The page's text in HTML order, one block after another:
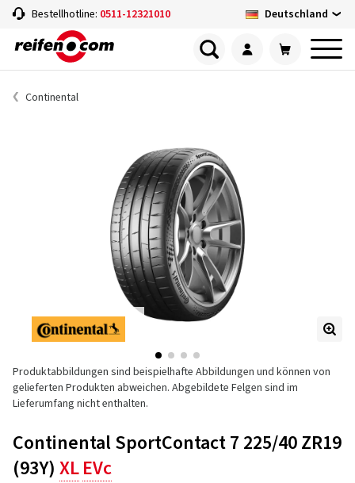
Bestellhotline: 0511-12321010 Deutschland
Continental
Produktabbildungen sind beispielhafte Abbildungen und können von
gelieferten Produkten abweichen. Abgebildete Felgen sind im
Lieferumfang nicht enthalten.
Continental SportContact 7 225/40 ZR19
(93Y) XLEVc